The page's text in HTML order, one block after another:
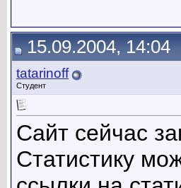
15.09.2004, 14:04
tatarinoff
Студент
Сайт сейчас
Статистику